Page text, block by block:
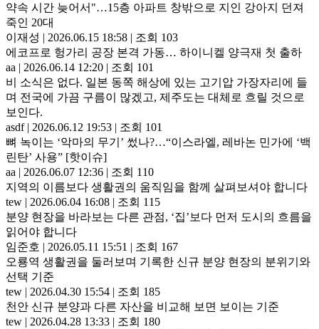
약속 시간 늦어서"…15층 아파트 창밖으로 지인 강아지 던져
죽인 20대
이재성 | 2026.06.15 18:58 | 조회 103
에코프로 헝가리 공장 본격 가동… 하이니켈 양극재 첫 출하
aa | 2026.06.14 12:20 | 조회 101
비 소식은 없다. 일본 동쪽 해상에 있는 고기압 가장자리에 들
며 전국에 가끔 구름이 많겠고, 제주도는 대체로 흐릴 것으로
보인다.
asdf | 2026.06.12 19:53 | 조회 101
뼈 녹이는 ‘악마의 무기’ 썼나?…“이스라엘, 레바논 민가에 ‘백
린탄’ 사용” [핫이슈]
aa | 2026.06.07 12:36 | 조회 110
지역의 이름보다 생활권의 움직임을 함께 살펴보셔야 합니다
tew | 2026.06.04 16:08 | 조회 115
분양 현장을 바라보는 다른 관점, ‘집’보다 먼저 도시의 흐름을
읽어야 합니다
임준호 | 2026.05.11 15:51 | 조회 167
오룡역 생활권을 둘러보며 기록한 신규 분양 현장의 분위기와
선택 기준
tew | 2026.04.30 15:54 | 조회 185
천안 신규 분양과 다른 자산을 비교해 보면 보이는 기준
tew | 2026.04.28 13:33 | 조회 180